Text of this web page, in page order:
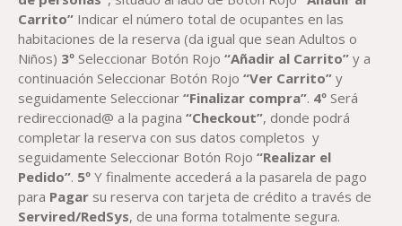
Carrito” Indicar el número total de ocupantes en las
habitaciones de la reserva (da igual que sean Adultos o
Niños) 3º Seleccionar Botón Rojo“Añadir al Carrito” y a
continuación Seleccionar Botón Rojo“Ver Carrito” y
seguidamente Seleccionar“Finalizar compra”. 4º Será
redireccionad@ a la pagina“Checkout”, donde podrá
completar la reserva con sus datos completos y
seguidamente Seleccionar Botón Rojo“Realizar el
Pedido”. 5ºY finalmente accederá a la pasarela de pago
para Pagar su reserva con tarjeta de crédito a través de
Servired/RedSys, de una forma totalmente segura.